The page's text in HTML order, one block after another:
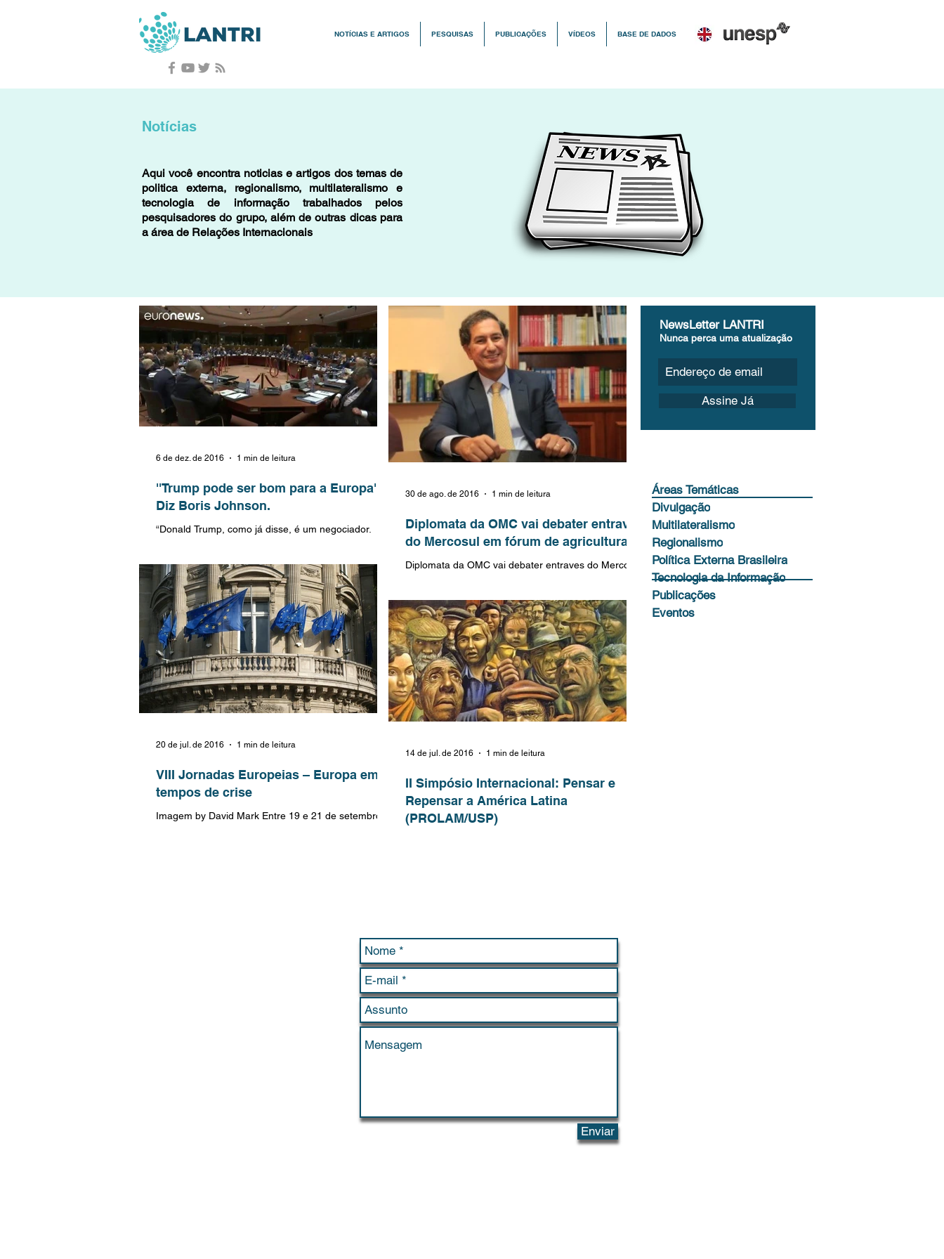
NOTÍCIAS E ARTIGOS PESQUISAS PUBLICAÇÕES VÍDEOS BASE DE DADOS
''Trump pode ser bom para a Europa''
Diz Boris Johnson.
“Donald Trump, como já disse, é um negociador.
6 de dez. de 2016 1 min de leitura
Diplomata da OMC vai debater entraves
do Mercosul em fórum de agricultura
Diplomata da OMC vai debater entraves do Mercosul
30 de ago. de 2016 1 min de leitura
VIII Jornadas Europeias – Europa em
tempos de crise
Imagem by David Mark Entre 19 e 21 de setembro
20 de jul. de 2016 1 min de leitura
II Simpósio Internacional: Pensar e
Repensar a América Latina
(PROLAM/USP)
14 de jul. de 2016 1 min de leitura
NewsLetter LANTRI
Nunca perca uma atualização
Assine Já
Áreas Temáticas
Divulgação
Multilateralismo
Regionalismo
Política Externa Brasileira
Tecnologia da Informação
Publicações
Eventos
Notícias
Aqui você encontra noticias e artigos dos temas de
politica externa, regionalismo, multilateralismo e
tecnologia de informação trabalhados pelos
pesquisadores do grupo, além de outras dicas para
a área de Relações Internacionais
Enviar